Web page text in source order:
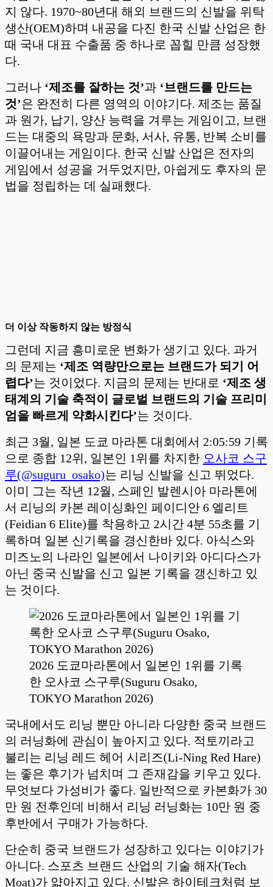
지 않다. 1970~80년대 해외 브랜드의 신발을 위탁
생산(OEM)하며 내공을 다진 한국 신발 산업은 한
때 국내 대표 수출품 중 하나로 꼽힐 만큼 성장했
다.
그러나 ‘제조를 잘하는 것’과 ‘브랜드를 만드는
것’은 완전히 다른 영역의 이야기다. 제조는 품질
과 원가, 납기, 양산 능력을 겨루는 게임이고, 브랜
드는 대중의 욕망과 문화, 서사, 유통, 반복 소비를
이끌어내는 게임이다. 한국 신발 산업은 전자의
게임에서 성공을 거두었지만, 아쉽게도 후자의 문
법을 정립하는 데 실패했다.
더 이상 작동하지 않는 방정식
그런데 지금 흥미로운 변화가 생기고 있다. 과거
의 문제는 ‘제조 역량만으로는 브랜드가 되기 어
렵다’는 것이었다. 지금의 문제는 반대로 ‘제조 생
태계의 기술 축적이
글로벌 브랜드의 기술 프리미
엄을 빠르게 약화시킨다’는 것이다.
최근 3월, 일본 도쿄 마라톤 대회에서 2:05:59 기록
으로 종합 12위, 일본인 1위를 차지한 오사코 스구
루(@suguru_osako)는 리닝 신발을 신고 뛰었다.
이미 그는 작년 12월, 스페인 발렌시아 마라톤에
서 리닝의 카본 레이싱화인 페이디안 6 엘리트
(Feidian 6 Elite)를 착용하고 2시간 4분 55초를 기
록하며 일본 신기록을 경신한바 있다. 아식스와
미즈노의 나라인 일본에서 나이키와 아디다스가
아닌 중국 신발을 신고 일본 기록을 갱신하고 있
는 것이다.
2026 도쿄마라톤에서 일본인 1위를 기록
한 오사코 스구루(Suguru Osako,
TOKYO Marathon 2026)
국내에서도 리닝 뿐만 아니라 다양한 중국 브랜드
의 러닝화에 관심이 높아지고 있다. 적토끼라고
불리는 리닝 레드 헤어 시리즈(Li-Ning Red Hare)
는 좋은 후기가 넘치며 그 존재감을 키우고 있다.
무엇보다 가성비가 좋다. 일반적으로 카본화가 30
만 원 전후인데 비해서 리닝 러닝화는 10만 원 중
후반에서 구매가 가능하다.
단순히 중국 브랜드가 성장하고 있다는 이야기가
아니다. 스포츠 브랜드 산업의 기술 해자(Tech
Moat)가 얇아지고 있다. 신발은 하이테크처럼 보